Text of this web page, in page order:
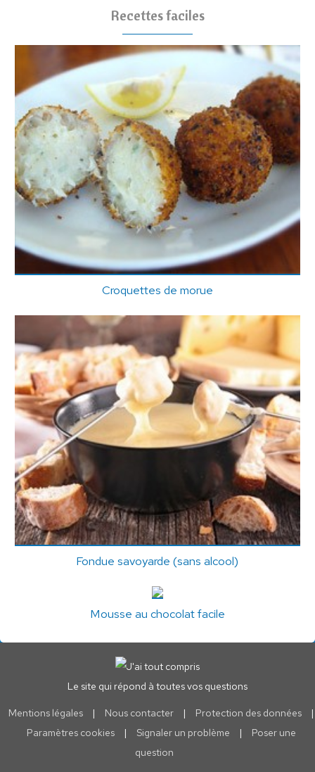
Recettes faciles
Croquettes de morue
Fondue savoyarde (sans alcool)
Mousse au chocolat facile
Le site qui répond à toutes vos questions
Mentions légales | Nous contacter | Protection des données
|
Paramètres cookies
| Signaler un problème |
Poser une
question